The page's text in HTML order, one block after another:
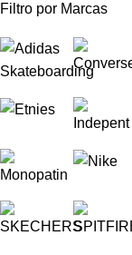
Filtro por Marcas